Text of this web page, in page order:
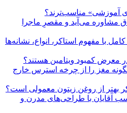
آموزشی» مناسب‌ترند؟
مشاوره می‌آید و مقصرِ ماجرا
با مفهوم استاکر، انواع، نشانه‌ها
معرض کمبود ویتامین هستند؟
مغز را از چرخه استرس خارج
بهتر از روغن زیتون معمولی است؟
آقایان با طراحی‌های مدرن و